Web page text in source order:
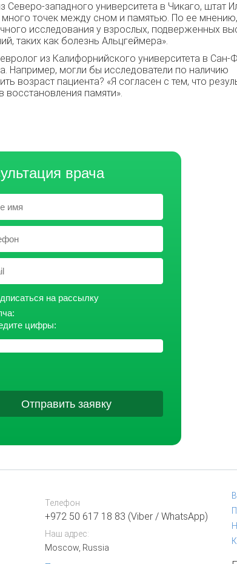
западного университета в Чикаго, штат
много точек между сном и памятью. По ее
исследования у взрослых, подверженных
таких как болезнь Альцгеймера».
из Калифорнийского университета в Сан-
Например, могли бы исследователи по наличию
возраст пациента? «Я согласен с тем, что
восстановления памяти».
врача
на рассылку
цифры:
Отправить заявку
Телефон
+972 50 617 18 83 (Viber / WhatsApp)
Наш адрес:
Moscow, Russia